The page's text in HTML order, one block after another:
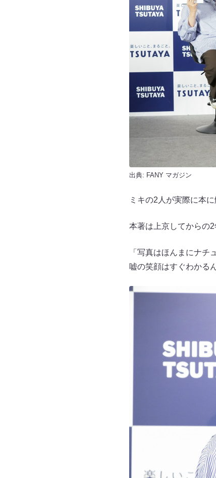
出典: FANY マガジン
ミキの2人が実際に本
本著は上京してからの
「写真はほんまにナ
嘘の笑顔はすぐわかる